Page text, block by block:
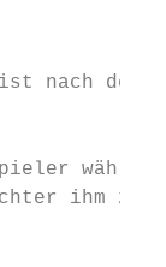
nach
ihm